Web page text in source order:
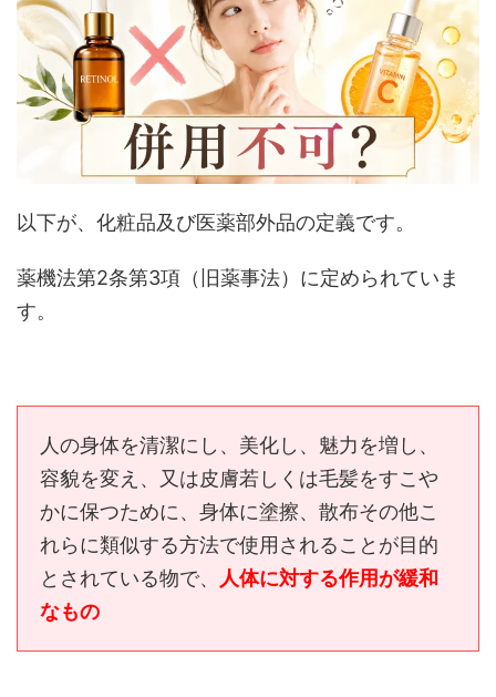
以下が、化粧品及び医薬部外品の定義です。
薬機法第2条第3項（旧薬事法）に定められていま
す。
人の身体を清潔にし、美化し、魅力を増し、
容貌を変え、又は皮膚若しくは毛髪をすこや
かに保つために、身体に塗擦、散布その他こ
れらに類似する方法で使用されることが目的
とされている物で、
人体に対する作用が緩和
なもの